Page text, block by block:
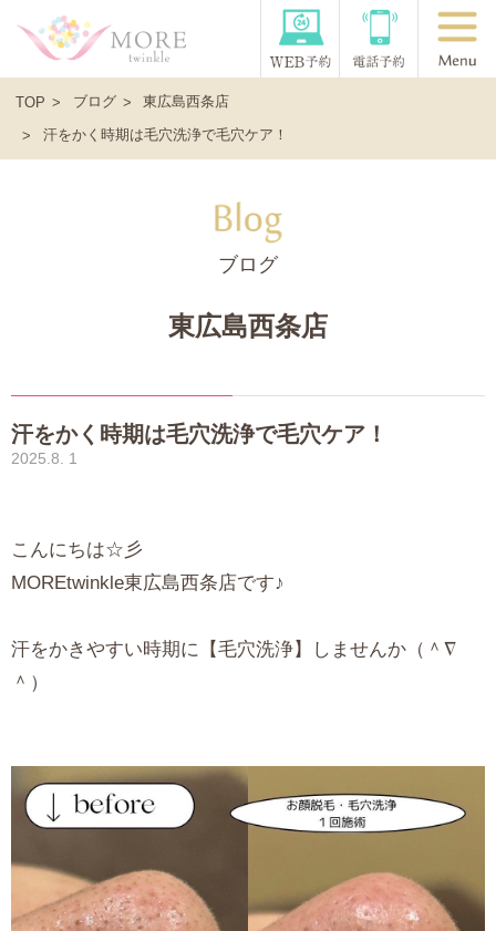
TOP ブログ 東広島西条店
汗をかく時期は毛穴洗浄で毛穴ケア！
ブログ
東広島西条店
汗をかく時期は毛穴洗浄で毛穴ケア！
2025.8. 1
こんにちは☆彡
MOREtwinkle東広島西条店です♪
汗をかきやすい時期に【毛穴洗浄】しませんか（＾∇
＾）